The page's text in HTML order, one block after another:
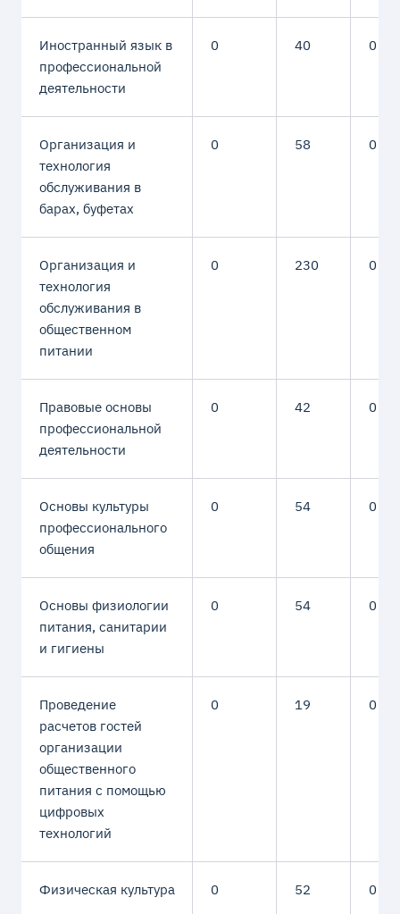
Иностранный язык в
профессиональной
деятельности
0 40 0
Организация и
технология
обслуживания в
барах, буфетах
0 58 0
Организация и
технология
обслуживания в
общественном
питании
0 230 0
Правовые основы
профессиональной
деятельности
0 42 0
Основы культуры
профессионального
общения
0 54 0
Основы физиологии
питания, санитарии
и гигиены
0 54 0
Проведение
расчетов гостей
организации
общественного
питания с помощью
цифровых
технологий
0 19 0
Физическая культура 0 52 0